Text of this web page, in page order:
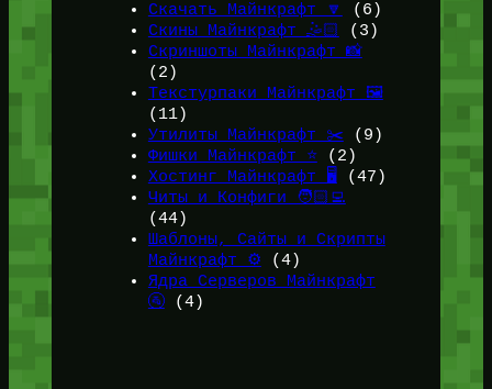
Скачать Майнкрафт 🔽
(6)
Скины Майнкрафт 🤹🏻
(3)
Скриншоты Майнкрафт 📸
(2)
Текстурпаки Майнкрафт 🖼️
(11)
Утилиты Майнкрафт ✂️ (9)
Фишки Майнкрафт ⭐(2)
Хостинг Майнкрафт 🖥️ (47)
Читы и Конфиги 🧑🏻‍💻
(44)
Шаблоны, Сайты и Скрипты
Майнкрафт ⚙️ (4)
Ядра Серверов Майнкрафт
🚰(4)